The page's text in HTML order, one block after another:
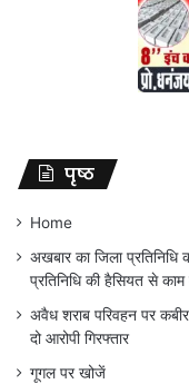
पृष्ठ
Home
अखबार का जिला
प्रतिनिधि की हैसियत से
अवैध शराब परिवहन पर
दो आरोपी गिरफ्तार
गूगल पर खोजें